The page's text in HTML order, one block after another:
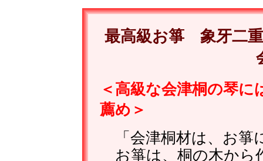
最高級お箏 象牙二
＜高級な会津桐の琴
薦め＞
「会津桐材は、お箏
お箏は、桐の木から